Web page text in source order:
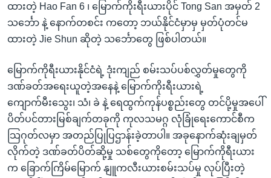
ထားတဲ့ Hao Fan 6 ၊ မြောက်ကိုးရီးယားပိုင် Tong San အမှတ် 2
သင်္ဘော နဲ့ နောက်တစင်း ကတော့ ဘယ်နိုင်ငံမှာမှ မှတ်ပုံတင်မ
ထားတဲ့ Jie Shun ဆိုတဲ့ သင်္ဘောတွေ ဖြစ်ပါတယ်။
မြောက်ကိုရီးယားနိုင်ငံရဲ့ ဒုံးကျည် စမ်းသပ်ပစ်လွှတ်မှုတွေကို
ဒဏ်ခတ်အရေးယူတဲ့အနေနဲ့ မြောက်ကိုးရီးယားရဲ့
ကျောက်မီးသွေး၊ သံ၊ ခဲ နဲ့ ရေထွက်ကုန်ပစ္စည်းတွေ တင်ပို့မှုအပေါ်
ပိတ်ပင်တားမြစ်ချက်တခုကို ကုလသမဂ္ဂ လုံခြုံရေးကောင်စီက
သြဂုတ်လမှာ အတည်ပြုပြဌာန်းခဲ့တာပါ။ အခုနောက်ဆုံးချမှတ်
လိုက်တဲ့ ဒဏ်ခတ်ပိတ်ဆို့မှု သစ်တွေကိုတော့ မြောက်ကိုရီးယား
က ခြောက်ကြိမ်မြောက် နျူကလီးယားစမ်းသပ်မှု လုပ်ပြီးတဲ့